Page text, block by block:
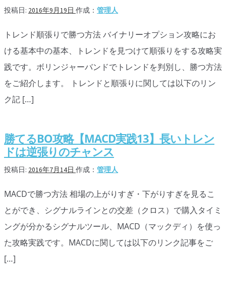
投稿日: 2016年9月19日 作成： 管理人
トレンド順張りで勝つ方法 バイナリーオプション攻略にお
ける基本中の基本、トレンドを見つけて順張りをする攻略実
践です。ボリンジャーバンドでトレンドを判別し、勝つ方法
をご紹介します。 トレンドと順張りに関しては以下のリン
ク記 […]
勝てるBO攻略【MACD実践13】長いトレン
ドは逆張りのチャンス
投稿日: 2016年7月14日 作成： 管理人
MACDで勝つ方法 相場の上がりすぎ・下がりすぎを見るこ
とができ、シグナルラインとの交差（クロス）で購入タイミ
ングが分かるシグナルツール、MACD（マックディ）を使っ
た攻略実践です。MACDに関しては以下のリンク記事をご
[…]